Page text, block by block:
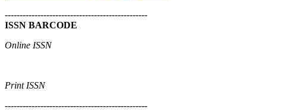
------------------------------------------------
ISSN BARCODE
Online ISSN
PrintISSN
------------------------------------------------